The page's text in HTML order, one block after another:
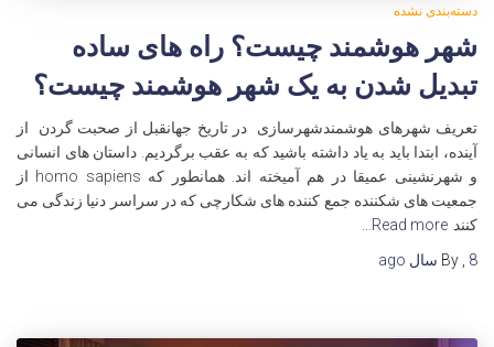
دسته‌بندی نشده
شهر هوشمند چیست؟ راه های ساده
تبدیل شدن به یک شهر هوشمند چیست؟
تعریف شهرهای هوشمندشهرسازی در تاریخ جهانقبل از صحبت گردن از
آینده، ابتدا باید به یاد داشته باشید که به عقب برگردیم. داستان های انسانی
و شهرنشینی عمیقا در هم آمیخته اند. همانطور که homo sapiens از
جمعیت های شکننده جمع کننده های شکارچی که در سراسر دنیا زندگی می
کنند Read more…
By
8 سال